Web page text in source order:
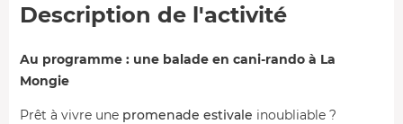
Description de l'activité
Au programme : une balade en cani-rando à La
Mongie
Prêt à vivre une promenade estivale inoubliable ?